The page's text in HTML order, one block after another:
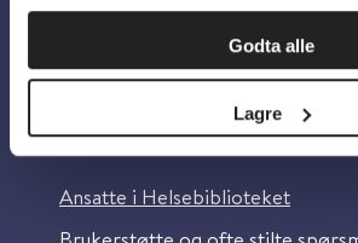
Godta alle
Lagre
Ansatte i Helsebiblioteket